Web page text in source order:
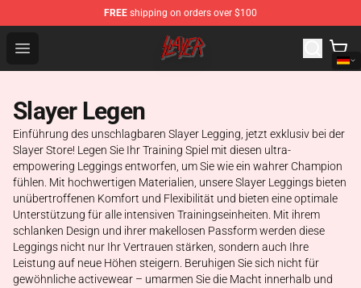
FREE shipping on orders over $100
Open menu
Slayer Store - Official Slayer Merchandise Shop
Slayer Legen
Einführung des unschlagbaren Slayer Legging, jetzt exklusiv bei der
Slayer Store! Legen Sie Ihr Training Spiel mit diesen ultra-
empowering Leggings entworfen, um Sie wie ein wahrer Champion
fühlen. Mit hochwertigen Materialien, unsere Slayer Leggings bieten
unübertroffenen Komfort und Flexibilität und bieten eine optimale
Unterstützung für alle intensiven Trainingseinheiten. Mit ihrem
schlanken Design und ihrer makellosen Passform werden diese
Leggings nicht nur Ihr Vertrauen stärken, sondern auch Ihre
Leistung auf neue Höhen steigern. Beruhigen Sie sich nicht für
gewöhnliche activewear – umarmen Sie die Macht innerhalb und